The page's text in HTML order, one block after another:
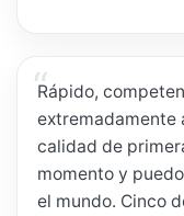
Rápido,
extremadamente
calidad de
momento y
el mundo. Cinco